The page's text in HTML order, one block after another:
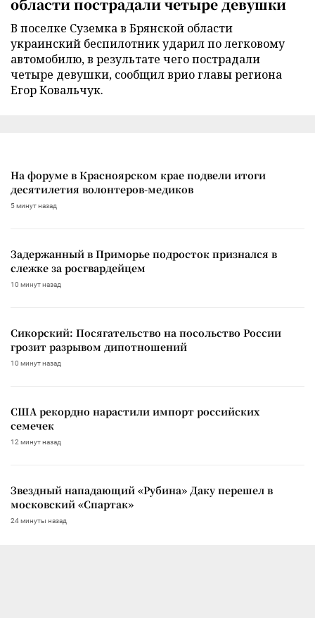
В поселке Суземка в Брянской области
украинский беспилотник ударил по легковому
автомобилю, в результате чего пострадали
четыре девушки, сообщил врио главы региона
Егор Ковальчук.
На форуме в Красноярском крае подвели итоги
десятилетия волонтеров-медиков
5 минут назад
Задержанный в Приморье подросток признался в
слежке за росгвардейцем
10 минут назад
Сикорский: Посягательство на посольство России
грозит разрывом дипотношений
10 минут назад
США рекордно нарастили импорт российских
семечек
12 минут назад
Звездный нападающий «Рубина» Даку перешел в
московский «Спартак»
24 минуты назад